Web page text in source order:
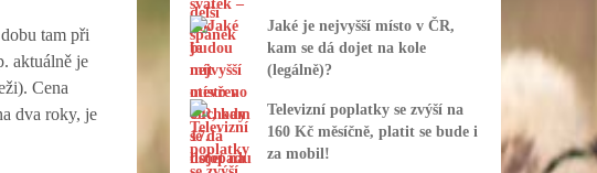
tam při
aktuálně je
Cena
dva roky, je
Jaké je nejvyšší místo v ČR,
kam se dá dojet na kole
(legálně)?
Televizní poplatky se zvýší na
160 Kč měsíčně, platit se bude i
za mobil!